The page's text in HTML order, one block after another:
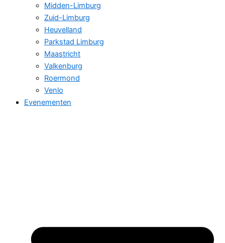
Midden-Limburg
Zuid-Limburg
Heuvelland
Parkstad Limburg
Maastricht
Valkenburg
Roermond
Venlo
Evenementen